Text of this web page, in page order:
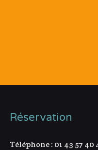
Réservation
Téléphone : 01 43 57 40